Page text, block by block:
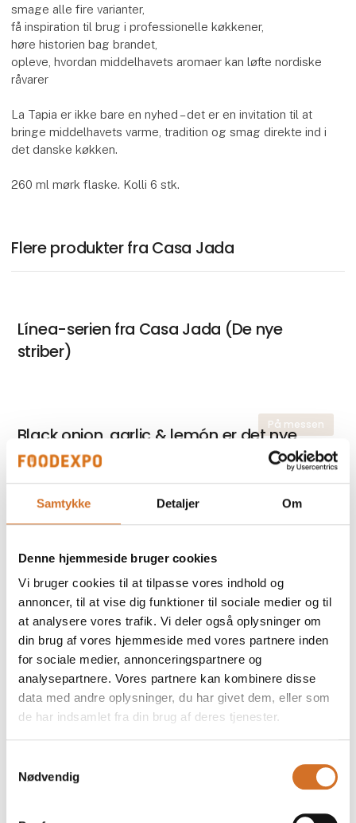
Samtykke Detaljer Om
Denne hjemmeside bruger cookies
Vi bruger cookies til at tilpasse vores indhold og
annoncer, til at vise dig funktioner til sociale medier og til
at analysere vores trafik. Vi deler også oplysninger om
din brug af vores hjemmeside med vores partnere inden
for sociale medier, annonceringspartnere og
analysepartnere. Vores partnere kan kombinere disse
data med andre oplysninger, du har givet dem, eller som
de har indsamlet fra din brug af deres tjenester.
Nødvendig
smage alle fire varianter,
få inspiration til brug i professionelle køkkener,
høre historien bag brandet,
opleve, hvordan middelhavets aromaer kan løfte nordiske
råvarer
La Tapia er ikke bare en nyhed – det er en invitation til at
bringe middelhavets varme, tradition og smag direkte ind i
det danske køkken.
260 ml mørk flaske. Kolli 6 stk.
Flere produkter fra Casa Jada
Línea-serien fra Casa Jada (De nye
striber)
På messen
Black onion, garlic & lemón er det nye
sorte
i rampelyset
På messen
EN VERDEN AF KRYDDERIER
På messen
Oliven fra Casa Jada - spanske oliven